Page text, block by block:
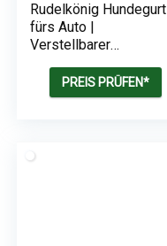
Rudelkönig Hundegurt
fürs Auto |
Verstellbarer
PREIS PRÜFEN*